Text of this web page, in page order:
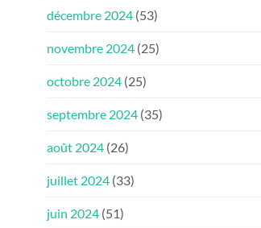
décembre 2024 (53)
novembre 2024 (25)
octobre 2024 (25)
septembre 2024 (35)
août 2024 (26)
juillet 2024 (33)
juin 2024 (51)